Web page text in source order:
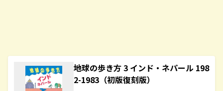
地球の歩き方 3 インド・ネパール 198
2-1983（初版復刻版）